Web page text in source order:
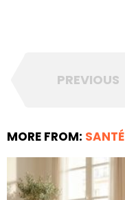
PREVIOUS
MORE FROM: SANTÉ